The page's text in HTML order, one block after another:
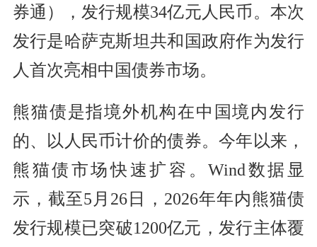
券通），发行规模34亿元人民币。本次
发行是哈萨克斯坦共和国政府作为发行
人首次亮相中国债券市场。
熊猫债是指境外机构在中国境内发行
的、以人民币计价的债券。今年以来，
熊猫债市场快速扩容。Wind数据显
示，截至5月26日，2026年年内熊猫债
发行规模已突破1200亿元，发行主体覆